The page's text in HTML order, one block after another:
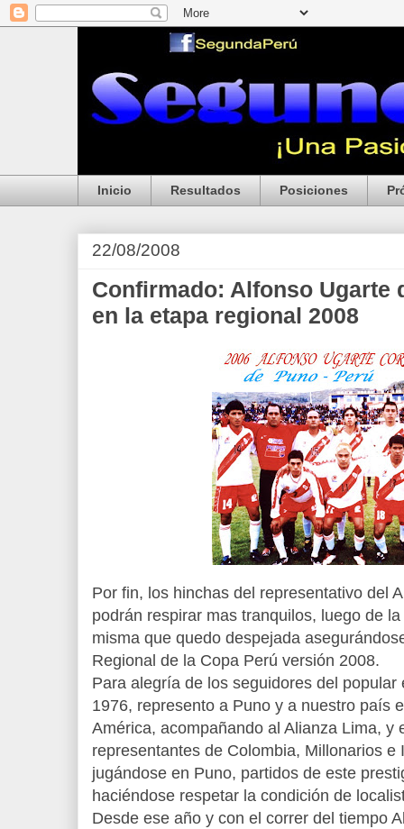
Inicio Resultados Posiciones
22/08/2008
Confirmado: Alfonso Ugarte
en la etapa regional 2008
Por fin, los hinchas del representativo del
podrán respirar mas tranquilos, luego de
misma que quedo despejada
Regional de la Copa Perú versión 2008.
Para alegría de los seguidores del
1976, represento a Puno y a nuestro país
América, acompañando al Alianza Lima, y
representantes de Colombia, Millonarios
jugándose en Puno, partidos de este
haciéndose respetar la condición de
Desde ese año y con el correr del tiempo